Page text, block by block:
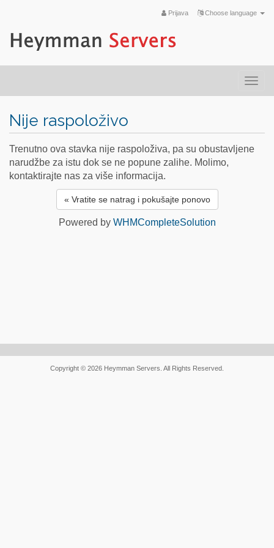
Choose language
Prijava
Nije raspoloživo
Trenutno ova stavka nije raspoloživa, pa su obustavljene
narudžbe za istu dok se ne popune zalihe. Molimo,
kontaktirajte nas za više informacija.
« Vratite se natrag i pokušajte ponovo
Powered by WHMCompleteSolution
Copyright © 2026 Heymman Servers. All Rights Reserved.